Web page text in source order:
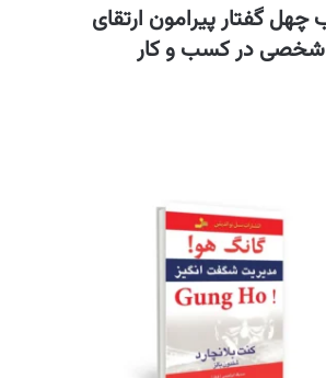
گفتار پیرامون ارتقای